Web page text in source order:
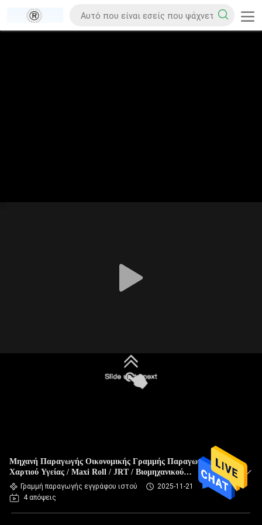
Μηχανή Παραγωγής Οικονομικής Γραμμής Παραγωγής
Χαρτιού Υγείας / Maxi Roll / JRT / Βιομηχανικού
Χαρτομάντηλου
Γραμμή παραγωγής εγγράφου ιστού
2025-11-21
4 απόψεις